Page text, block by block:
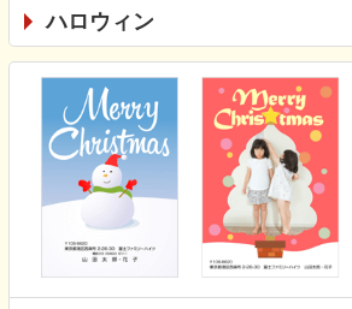
ハロウィン